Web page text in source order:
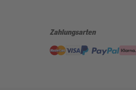
Zahlungsarten